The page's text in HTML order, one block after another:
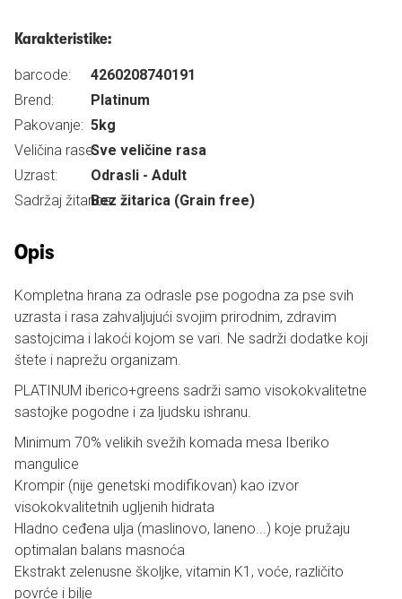
Karakteristike:
barcode:
4260208740191
Brend:
Platinum
Pakovanje: 5kg
Veličina rase:Sve veličine rasa
Uzrast:
Odrasli - Adult
Sadržaj žitarica:Bez žitarica (Grain free)
Opis
Kompletna hrana za odrasle pse pogodna za pse svih
uzrasta i rasa zahvaljujući svojim prirodnim, zdravim
sastojcima i lakoći kojom se vari. Ne sadrži dodatke koji
štete i naprežu organizam.
PLATINUM iberico+greens sadrži samo visokokvalitetne
sastojke pogodne i za ljudsku ishranu.
Minimum 70% velikih svežih komada mesa Iberiko
mangulice
Krompir (nije genetski modifikovan) kao izvor
visokokvalitetnih ugljenih hidrata
Hladno ceđena ulja (maslinovo, laneno...) koje pružaju
optimalan balans masnoća
Ekstrakt zelenusne školjke, vitamin K1, voće, različito
povrće i bilje